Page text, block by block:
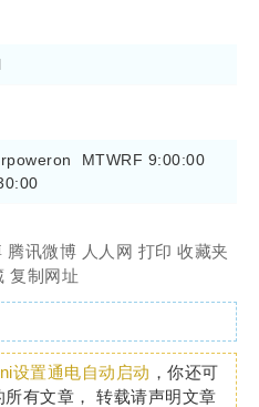
MTWRF 9:00:00
腾讯微博 人人网 打印 收藏夹
复制网址
设置通电自动启动 ，你还可
所有文章， 转载请声明文章